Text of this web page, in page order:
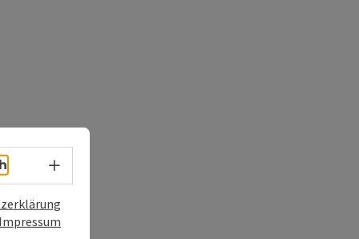
Sprachwahl - Menü öffnen
Impressum